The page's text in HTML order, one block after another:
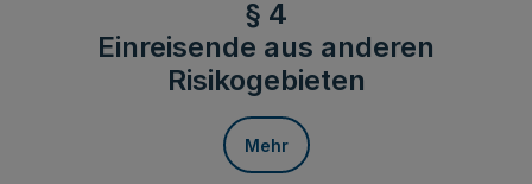
§ 4
Einreisende aus anderen
Risikogebieten
Mehr